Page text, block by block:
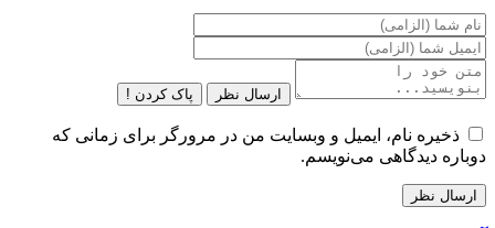
ارسال نظر پاک کردن !
ذخیره نام، ایمیل و وبسایت من در مرورگر برای زمانی که
دوباره دیدگاهی می‌نویسم.